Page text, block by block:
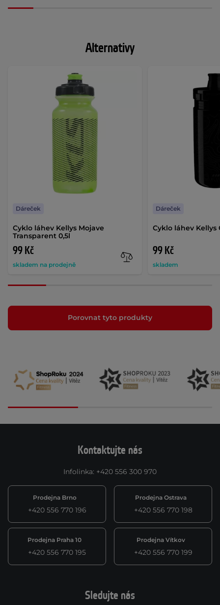
Alternativy
Cyklo láhev Kellys Mojave
Transparent 0,5l
99 Kč
skladem na prodejně
Dáreček
Cyklo láhev Kellys
99 Kč
skladem
Dáreček
Porovnat tyto produkty
Kontaktujte nás
Infolinka: +420 556 300 970
Prodejna Brno
+420 556 770 196
Prodejna Ostrava
+420 556 770 198
Prodejna Praha 10
+420 556 770 195
Prodejna Vítkov
+420 556 770 199
Sledujte nás